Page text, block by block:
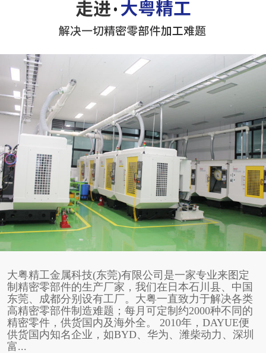
大粤精工金属科技(东莞)有限公司是一家专业来图定
制精密零部件的生产厂家，我们在日本石川县、中国
东莞、成都分别设有工厂。大粤一直致力于解决各类
高精密零部件制造难题；每月可定制约2000种不同的
精密零件，供货国内及海外全。 2010年，DAYUE便
供货国内知名企业，如BYD、华为、潍柴动力、深圳
富...